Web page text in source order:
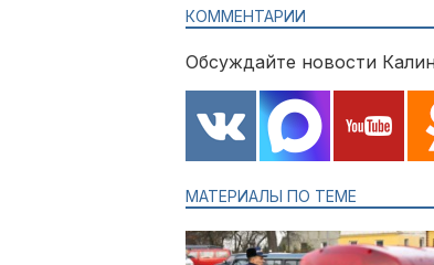
КОММЕНТАРИИ
Обсуждайте новости
МАТЕРИАЛЫ ПО ТЕМЕ